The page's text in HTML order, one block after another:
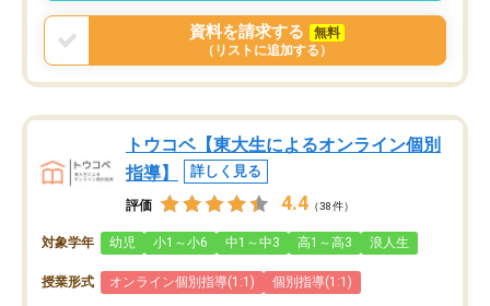
資料を請求する
無料
（リストに追加する）
トウコベ【東大生によるオンライン個別
指導】
詳しく見る
評価 4.4 （38件）
対象学年 幼児 小1～小6 中1～中3 高1～高3 浪人生
授業形式 オンライン個別指導(1:1) 個別指導(1:1)